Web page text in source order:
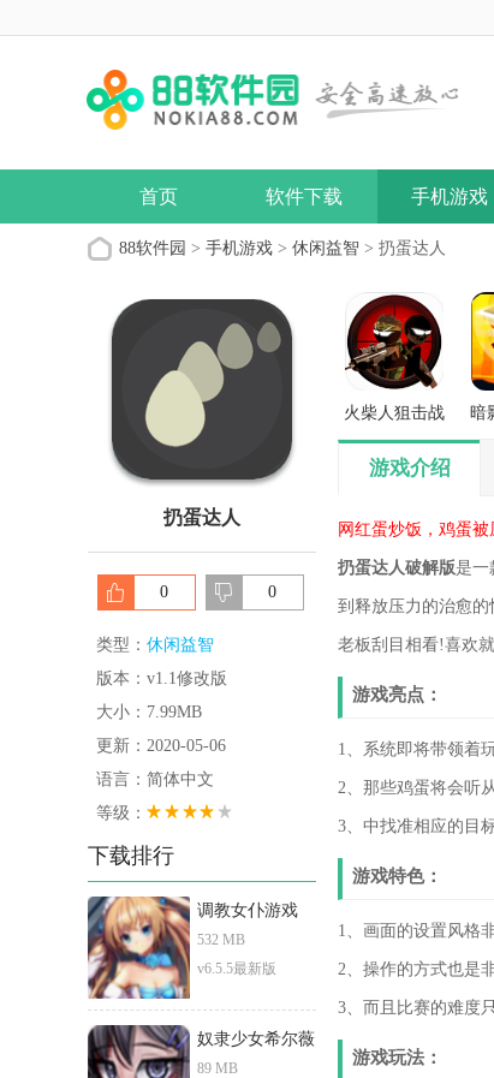
首页 软件下载 手机游戏
88软件园 > 手机游戏 > 休闲益智 > 扔蛋达人
扔蛋达人
0 0
类型： 休闲益智
版本：v1.1修改版
大小：7.99MB
更新：2020-05-06
语言：简体中文
等级：
下载排行
调教女仆游戏
532 MB
v6.5.5最新版
奴隶少女希尔薇
89 MB
火柴人狙击战
场
暗
游戏介绍
网红蛋炒饭，鸡蛋
扔蛋达人破解版是一
到释放压力的治愈
老板刮目相看!喜欢
游戏亮点：
1、系统即将带领着
2、那些鸡蛋将会听
3、中找准相应的目
游戏特色：
1、画面的设置风格
2、操作的方式也是
3、而且比赛的难度
游戏玩法：